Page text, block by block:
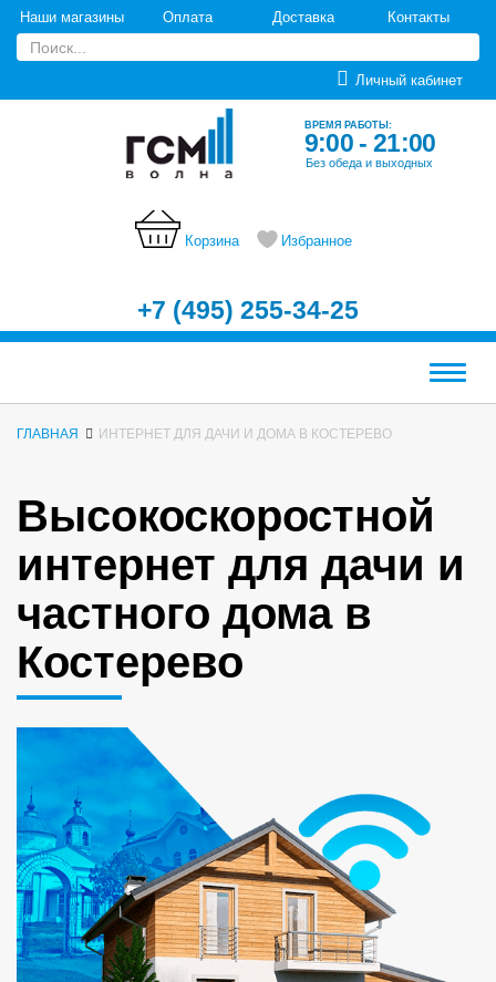
Наши магазины Оплата Доставка Контакты
Личный кабинет
ВРЕМЯ РАБОТЫ:
9:00 - 21:00
Без обеда и выходных
Корзина Избранное
+7 (495) 255-34-25
Меню
ГЛАВНАЯ ИНТЕРНЕТ ДЛЯ ДАЧИ И ДОМА В КОСТЕРЕВО
Высокоскоростной
интернет для дачи и
частного дома в
Костерево